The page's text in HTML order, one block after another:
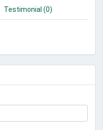
Testimonial (0)